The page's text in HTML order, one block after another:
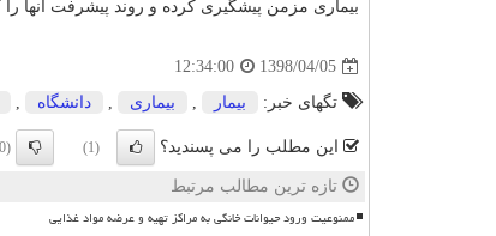
بیماری مزمن پیشگیری كرده و روند پیشرفت آنها را
1398/04/05
12:34:00
تگهای خبر: بیمار , بیماری , دانشگاه ,
این مطلب را می پسندید؟ (1)
(0)
تازه ترین مطالب مرتبط
ممنوعیت ورود حیوانات خانگی به مراکز تهیه و عرضه مواد غذایی